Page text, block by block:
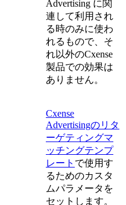
Advertising に関
連して利用され
る時のみに使わ
れるもので、そ
れ以外のCxense
製品での効果は
ありません。
Cxense
Advertisingのリタ
ーゲティングマ
ッチングテンプ
レート で使用す
るためのカスタ
ムパラメータを
セットします。